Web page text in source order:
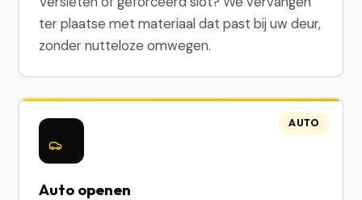
ter plaatse met materiaal dat past bij uw deur,
zonder nutteloze omwegen.
Auto openen
AUTO